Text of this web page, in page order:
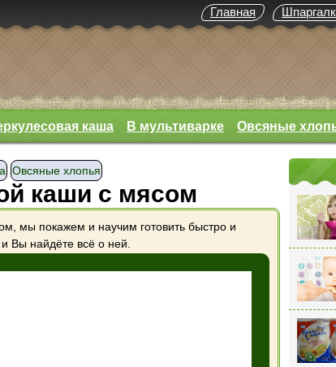
Главная
каша В мультиварке Овсяные
Овсяные хлопья
каши с мясом
мы покажем и научим готовить быстро и
Вы найдёте всё о ней.